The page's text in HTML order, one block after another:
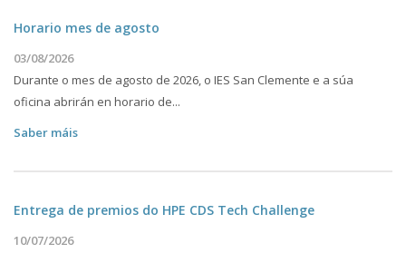
Horario mes de agosto
03/08/2026
Durante o mes de agosto de 2026, o IES San Clemente e a súa
oficina abrirán en horario de...
Saber máis
Entrega de premios do HPE CDS Tech Challenge
10/07/2026